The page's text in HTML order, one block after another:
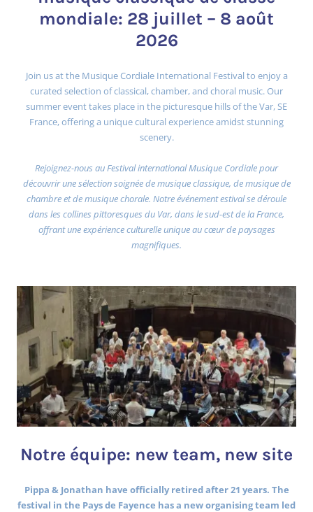
mondiale: 28 juillet – 8 août
2026
Join us at the Musique Cordiale International Festival to enjoy a
curated selection of classical, chamber, and choral music. Our
summer event takes place in the picturesque hills of the Var, SE
France, offering a unique cultural experience amidst stunning
scenery.
Rejoignez-nous au Festival international Musique Cordiale pour
découvrir une sélection soignée de musique classique, de musique de
chambre et de musique chorale. Notre événement estival se déroule
dans les collines pittoresques du Var, dans le sud-est de la France,
offrant une expérience culturelle unique au cœur de paysages
magnifiques.
Notre équipe: new team, new site
Pippa & Jonathan have officially retired after 21 years. The
festival in the Pays de Fayence has a new organising team led